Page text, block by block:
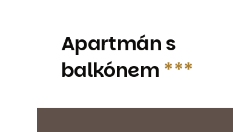
Apartmán s
balkónem ***